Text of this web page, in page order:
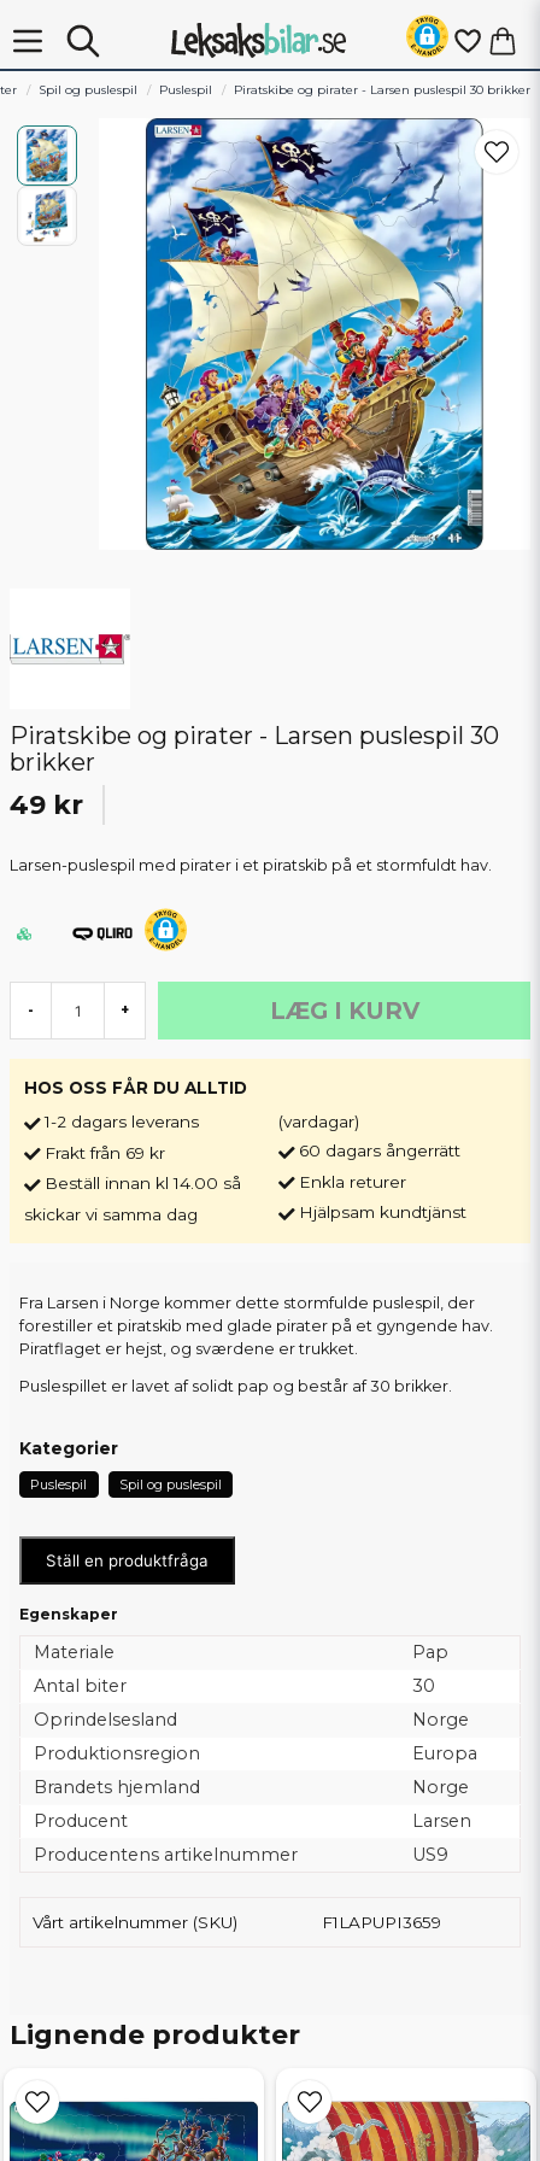
Spil og puslespil Puslespil Piratskibe og pirater - Larsen puslespil 30 brikker
Piratskibe og pirater - Larsen puslespil 30
brikker
49 kr
Larsen-puslespil med pirater i et piratskib på et stormfuldt hav.
- + LÆG I KURV
HOS OSS FÅR DU ALLTID
1-2 dagars leverans
Frakt från 69 kr
Beställ innan kl 14.00 så
skickar vi samma dag
(vardagar)
60 dagars ångerrätt
Enkla returer
Hjälpsam kundtjänst
Fra Larsen i Norge kommer dette stormfulde puslespil, der
forestiller et piratskib med glade pirater på et gyngende hav.
Piratflaget er hejst, og sværdene er trukket.
Puslespillet er lavet af solidt pap og består af 30 brikker.
Kategorier
Puslespil Spil og puslespil
Ställ en produktfråga
Egenskaper
Materiale
Pap
Antal biter
30
Oprindelsesland
Norge
Produktionsregion
Europa
Brandets hjemland
Norge
Producent
Larsen
Producentens artikelnummer
US9
Vårt artikelnummer (SKU) F1LAPUPI3659
Lignende produkter